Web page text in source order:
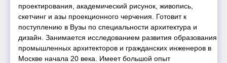
проектирования, академический рисунок, живопись,
скетчинг и азы проекционного черчения. Готовит к
поступлению в Вузы по специальности архитектура и
дизайн. Занимается исследованием развития образования
промышленных архитекторов и гражданских инженеров в
Москве начала 20 века. Имеет большой опыт